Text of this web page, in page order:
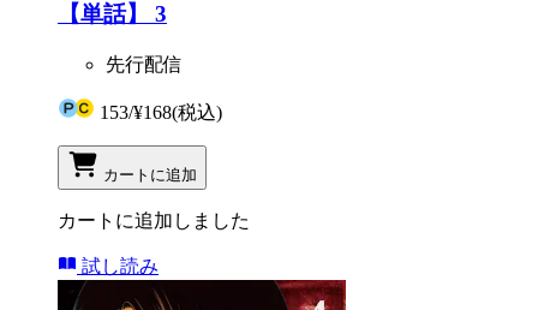
【単話】 3
先行配信
153/¥168(税込)
カートに追加
カートに追加しました
試し読み